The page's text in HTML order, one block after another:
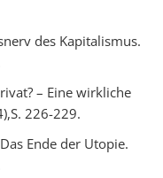
des Kapitalismus.
– Eine wirkliche
226-229.
Ende der Utopie.